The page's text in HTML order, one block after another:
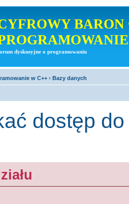
BARON
dyskusyjne o programowaniu
w C++ ‹ Bazy danych
dostęp